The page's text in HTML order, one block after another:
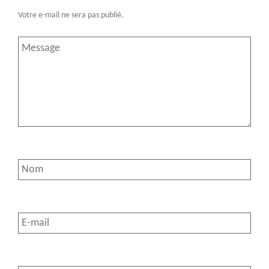
Votre e-mail ne sera pas publié.